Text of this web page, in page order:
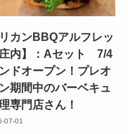
カンBBQアルフレッ
庄内】：Aセット 7/4
ドオープン！プレオ
期間中のバーベキュ
専門店さん！
07-01